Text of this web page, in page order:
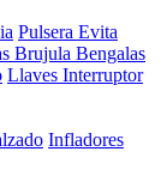
Pulsera Evita
Brujula Bengalas
Llaves Interruptor
Infladores